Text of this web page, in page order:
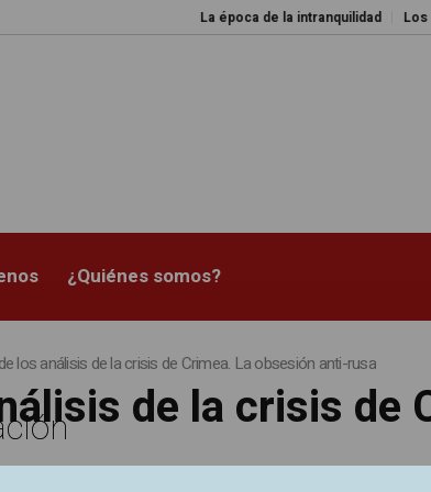
La época de la intranquilidad Los amos
¿Quiénes somos?
los análisis de la crisis de Crimea. La obsesión anti-rusa
de la crisis de